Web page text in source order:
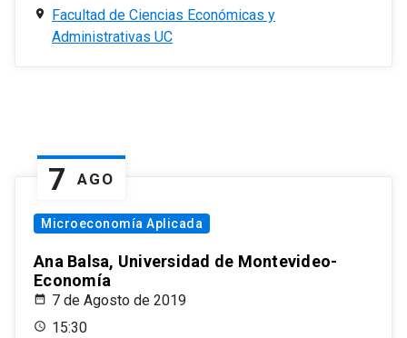
Facultad de Ciencias Económicas y
Administrativas UC
7 AGO
Microeconomía Aplicada
Ana Balsa, Universidad de Montevideo-
Economía
7 de Agosto de 2019
15:30